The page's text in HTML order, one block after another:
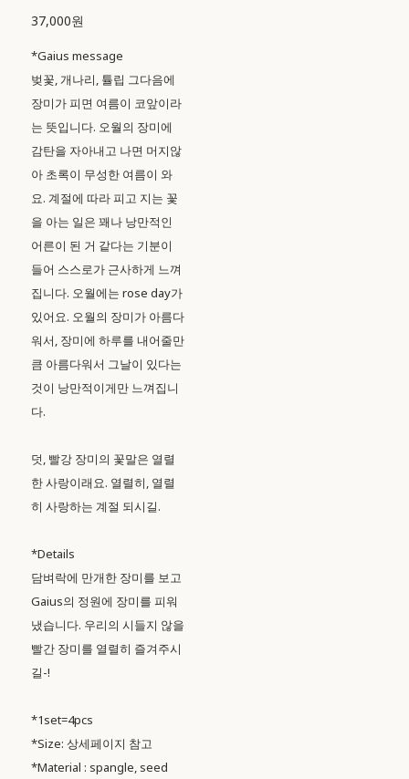
37,000원
*Gaius message
벚꽃, 개나리, 튤립 그다음에
장미가 피면 여름이 코앞이라
는 뜻입니다. 오월의 장미에
감탄을 자아내고 나면 머지않
아 초록이 무성한 여름이 와
요. 계절에 따라 피고 지는 꽃
을 아는 일은 꽤나 낭만적인
어른이 된 거 같다는 기분이
들어 스스로가 근사하게 느껴
집니다. 오월에는 rose day가
있어요. 오월의 장미가 아름다
워서, 장미에 하루를 내어줄만
큼 아름다워서 그날이 있다는
것이 낭만적이게만 느껴집니
다.
덧, 빨강 장미의 꽃말은 열렬
한 사랑이래요. 열렬히, 열렬
히 사랑하는 계절 되시길.
*Details
담벼락에 만개한 장미를 보고
Gaius의 정원에 장미를 피워
냈습니다. 우리의 시들지 않을
빨간 장미를 열렬히 즐겨주시
길-!
*1set=4pcs
*Size: 상세페이지 참고
*Material : spangle, seed